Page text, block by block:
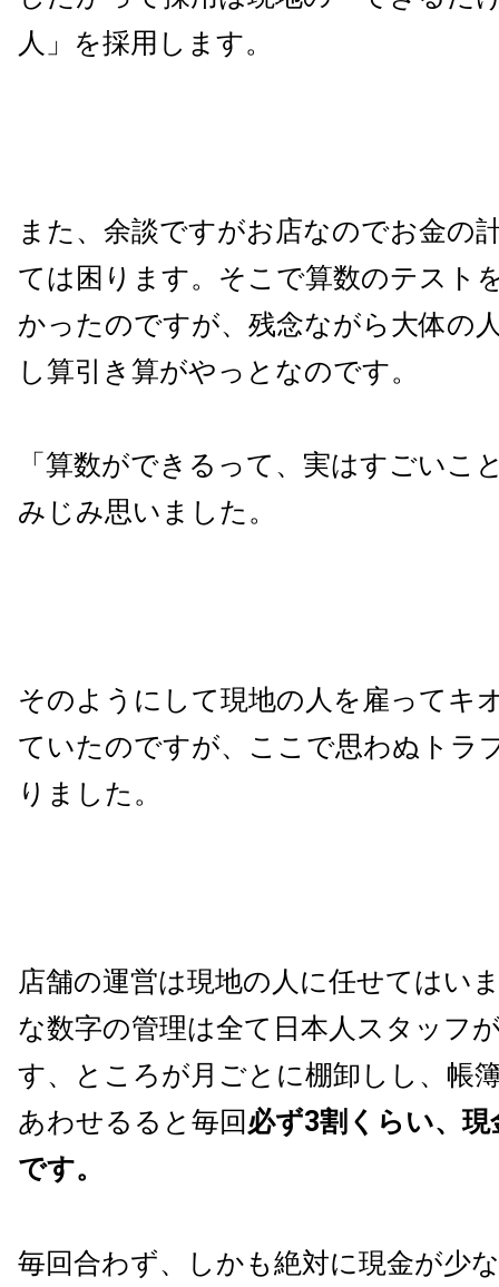
人」を採用します。
また、余談ですがお店なのでお金の
ては困ります。そこで算数のテスト
かったのですが、残念ながら大体の
し算引き算がやっとなのです。
「算数ができるって、実はすごいこ
みじみ思いました。
そのようにして現地の人を雇ってキ
ていたのですが、ここで思わぬトラ
りました。
店舗の運営は現地の人に任せてはい
な数字の管理は全て日本人スタッフ
す、ところが月ごとに棚卸しし、帳
あわせるると毎回必ず3割くらい、
です。
毎回合わず、しかも絶対に現金が少